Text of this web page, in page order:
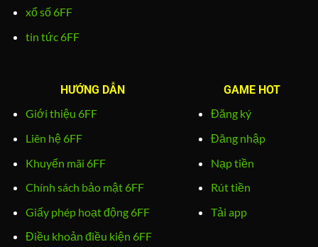
xổ số 6FF
tin tức 6FF
HƯỚNG DẪN
Giới thiệu 6FF
Liên hệ 6FF
Khuyến mãi 6FF
Chính sách bảo mật 6FF
Giấy phép hoạt động 6FF
Điều khoản điều kiện 6FF
GAME HOT
Đăng ký
Đăng nhập
Nạp tiền
Rút tiền
Tải app